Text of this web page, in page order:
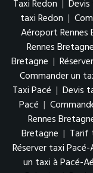
Taxi Redon
taxi Redon |
Aéroport Rennes
Rennes Bretagne
Bretagne |
Commander un
Taxi Pacé | Devis
Pacé |
Rennes
Bretagne | Tarif
Réserver taxi
un taxi à Pacé-